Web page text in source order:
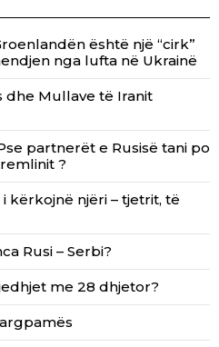
është një “cirk”
nga lufta në Ukrainë
dhe Mullave të Iranit
partnerët e Rusisë tani po
?
kërkojnë njëri – tjetrit, të
Rusi – Serbi?
me 28 dhjetor?